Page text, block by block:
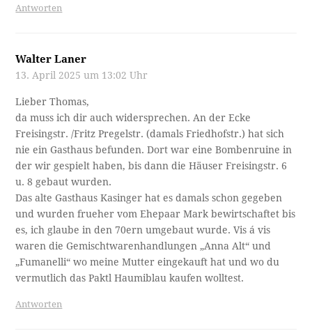
Antworten
Walter Laner
13. April 2025 um 13:02 Uhr
Lieber Thomas,
da muss ich dir auch widersprechen. An der Ecke
Freisingstr. /Fritz Pregelstr. (damals Friedhofstr.) hat sich
nie ein Gasthaus befunden. Dort war eine Bombenruine in
der wir gespielt haben, bis dann die Häuser Freisingstr. 6
u. 8 gebaut wurden.
Das alte Gasthaus Kasinger hat es damals schon gegeben
und wurden frueher vom Ehepaar Mark bewirtschaftet bis
es, ich glaube in den 70ern umgebaut wurde. Vis á vis
waren die Gemischtwarenhandlungen „Anna Alt“ und
„Fumanelli“ wo meine Mutter eingekauft hat und wo du
vermutlich das Paktl Haumiblau kaufen wolltest.
Antworten